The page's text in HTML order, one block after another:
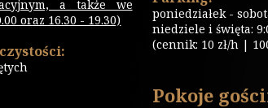
a także we
oraz 16.30 - 19.30)
poniedziałek -
niedziele i święta:
(cennik: 10 zł/h |
Pokoje